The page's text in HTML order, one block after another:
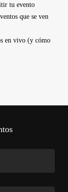
tu evento
que se ven
en vivo (y cómo